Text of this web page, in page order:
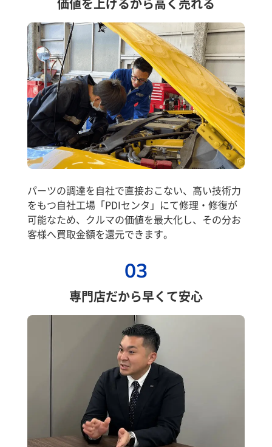
パーツの調達を自社で直接おこない、高い技術力
をもつ自社工場「PDIセンタ」にて修理・修復が
可能なため、クルマの価値を最大化し、その分お
客様へ買取金額を還元できます。
03
専門店だから早くて安心